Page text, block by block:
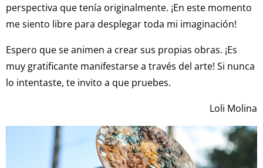
perspectiva que tenía originalmente. ¡En este momento
me siento libre para desplegar toda mi imaginación!
Espero que se animen a crear sus propias obras. ¡Es
muy gratificante manifestarse a través del arte! Si nunca
lo intentaste, te invito a que pruebes.
Loli Molina